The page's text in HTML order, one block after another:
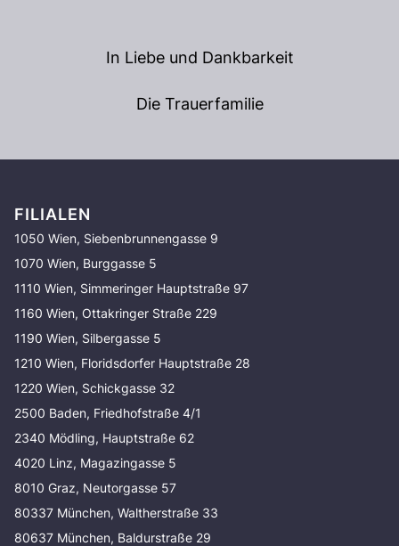
In Liebe und Dankbarkeit
Die Trauerfamilie
FILIALEN
1050 Wien, Siebenbrunnengasse 9
1070 Wien, Burggasse 5
1110 Wien, Simmeringer Hauptstraße 97
1160 Wien, Ottakringer Straße 229
1190 Wien, Silbergasse 5
1210 Wien, Floridsdorfer Hauptstraße 28
1220 Wien, Schickgasse 32
2500 Baden, Friedhofstraße 4/1
2340 Mödling, Hauptstraße 62
4020 Linz, Magazingasse 5
8010 Graz, Neutorgasse 57
80337 München, Waltherstraße 33
80637 München, Baldurstraße 29